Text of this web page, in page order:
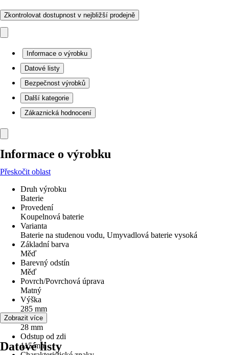
Zkontrolovat dostupnost v nejbližší prodejně
Informace o výrobku
Datové listy
Bezpečnost výrobků
Další kategorie
Zákaznická hodnocení
Informace o výrobku
Přeskočit oblast
Druh výrobku
Baterie
Provedení
Koupelnová baterie
Varianta
Baterie na studenou vodu, Umyvadlová baterie vysoká
Základní barva
Měď
Barevný odstín
Měď
Povrch/Povrchová úprava
Matný
Výška
285 mm
Šířka
28 mm
Odstup od zdi
115 mm
Zobrazit více
Datové listy